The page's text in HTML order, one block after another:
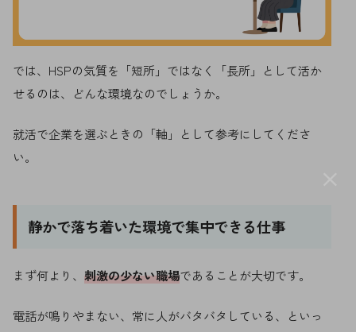
では、HSPの気質を「短所」ではなく「長所」として活か
せるのは、どんな環境なのでしょうか。
就活で企業を選ぶときの「軸」として参考にしてくださ
い。
静かで落ち着いた環境で集中できる仕事
まず何より、 刺激の少ない職場であることが大切です。
電話が鳴りやまない、常に人がバタバタしている、といっ